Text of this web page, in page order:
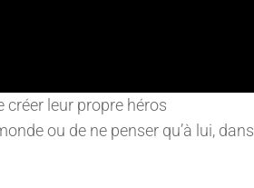
leur propre héros
ou de ne penser qu’à lui, dans